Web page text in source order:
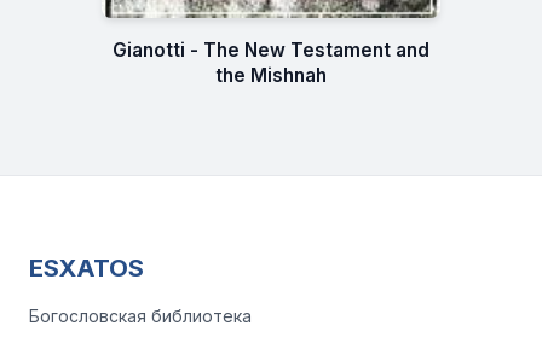
Gianotti - The New Testament and
the Mishnah
ESXATOS
Богословская библиотека